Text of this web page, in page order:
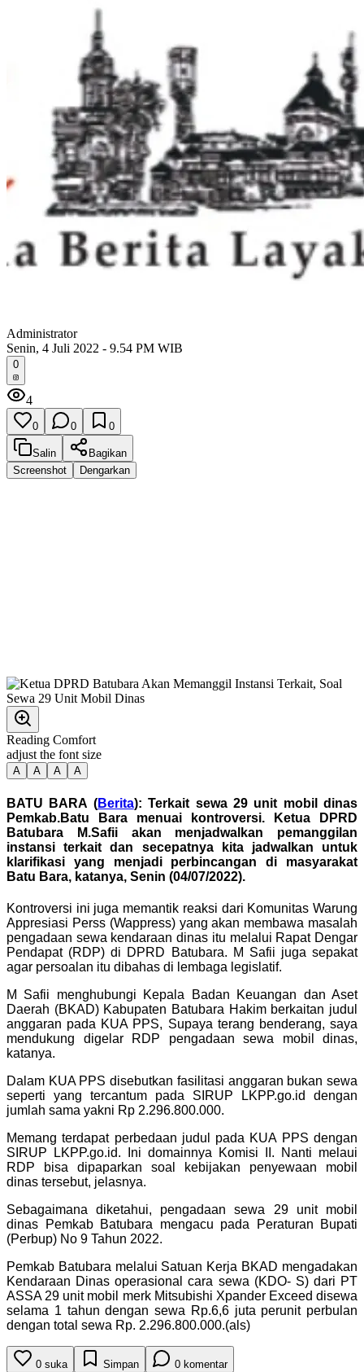
Administrator
Senin, 4 Juli 2022 - 9.54 PM WIB
0
4
0 0 0
Salin
Bagikan
Screenshot
Dengarkan
Reading Comfort
adjust the font size
A A A A
BATU BARA (Berita): Terkait sewa 29 unit mobil dinas
Pemkab.Batu Bara menuai kontroversi. Ketua DPRD
Batubara M.Safii akan menjadwalkan pemanggilan
instansi terkait dan secepatnya kita jadwalkan untuk
klarifikasi yang menjadi perbincangan di masyarakat
Batu Bara, katanya, Senin (04/07/2022).
Kontroversi ini juga memantik reaksi dari Komunitas Warung
Appresiasi Perss (Wappress) yang akan membawa masalah
pengadaan sewa kendaraan dinas itu melalui Rapat Dengar
Pendapat (RDP) di DPRD Batubara. M Safii juga sepakat
agar persoalan itu dibahas di lembaga legislatif.
M Safii menghubungi Kepala Badan Keuangan dan Aset
Daerah (BKAD) Kabupaten Batubara Hakim berkaitan judul
anggaran pada KUA PPS, Supaya terang benderang, saya
mendukung digelar RDP pengadaan sewa mobil dinas,
katanya.
Dalam KUA PPS disebutkan fasilitasi anggaran bukan sewa
seperti yang tercantum pada SIRUP LKPP.go.id dengan
jumlah sama yakni Rp 2.296.800.000.
Memang terdapat perbedaan judul pada KUA PPS dengan
SIRUP LKPP.go.id. Ini domainnya Komisi II. Nanti melaui
RDP bisa dipaparkan soal kebijakan penyewaan mobil
dinas tersebut, jelasnya.
Sebagaimana diketahui, pengadaan sewa 29 unit mobil
dinas Pemkab Batubara mengacu pada Peraturan Bupati
(Perbup) No 9 Tahun 2022.
Pemkab Batubara melalui Satuan Kerja BKAD mengadakan
Kendaraan Dinas operasional cara sewa (KDO- S) dari PT
ASSA 29 unit mobil merk Mitsubishi Xpander Exceed disewa
selama 1 tahun dengan sewa Rp.6,6 juta perunit perbulan
dengan total sewa Rp. 2.296.800.000.(als)
0 suka Simpan 0 komentar